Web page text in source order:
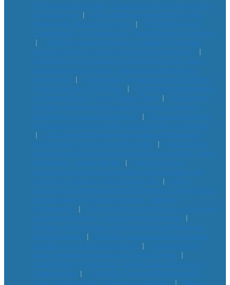
10 Regalos Originales y Creativos para la Inauguración
de tu Negocio
Cómo elaborar un reporte de visita
profesional: Guía paso a paso
3 Problemas de la
Comunidad y sus Soluciones: Cómo Mejorar tu Entorno
¿Cuándo puedes empezar a trabajar? Guía para
conocer la fecha y consejos para tu incorporación
Ejemplos de congruencia en formación cívica y ética:
Guía práctica con casos y claves para entender su
importancia
Ejemplo de CV para Atención al Cliente:
Cómo Crear un CV Efectivo
El Proceso de Entrevista
en Trabajo Social: Tips y Etapas Clave
10 Secretos
que todo empleado busca para mejorar su salario y
aumentar su carrera profesional
El macro ambiente
empresarial: Guía completa para entender su impacto
¿Cuál es la diferencia entre trabajo colaborativo y
cooperativo? Conoce sus diferencias
Descubre las
áreas de oportunidad en alumnos de secundaria: Cómo
detectarlas y desarrollarlas
Cómo crear un
organigrama para tu restaurante: Guía práctica para
mejorar la eficiencia y la comunicación
Cómo
Controlar las Operaciones de tu Empresa: Guía Práctica
con Indicadores Clave de Proceso, Tiempos y
Movimientos
Cómo te miras a ti mismo: La clave para
el autoconocimiento y el crecimiento personal
Ventajas y Desventajas de los Inventarios Perpetuos:
Guía Completa
Descubre la evolución de las redes
sociales en una línea del tiempo
Indicadores de
logro: ejemplos prácticos para medir el éxito
Emprendedor Constructor: Claves para el Éxito en la
Construcción
¿Qué Giro Tiene un Restaurante? -
Tipos, Clasificación y Claves para Definirlo
Planes